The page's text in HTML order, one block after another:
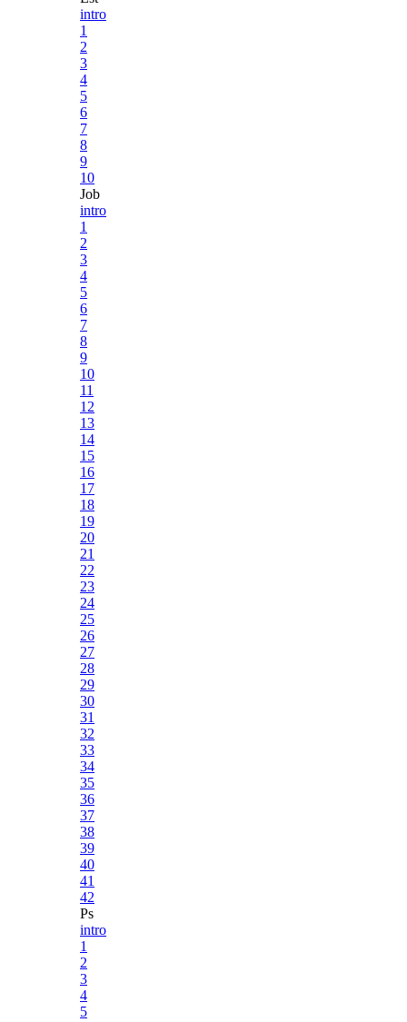
intro
1
2
3
4
5
6
7
8
9
10
Job
intro
1
2
3
4
5
6
7
8
9
10
11
12
13
14
15
16
17
18
19
20
21
22
23
24
25
26
27
28
29
30
31
32
33
34
35
36
37
38
39
40
41
42
Ps
intro
1
2
3
4
5